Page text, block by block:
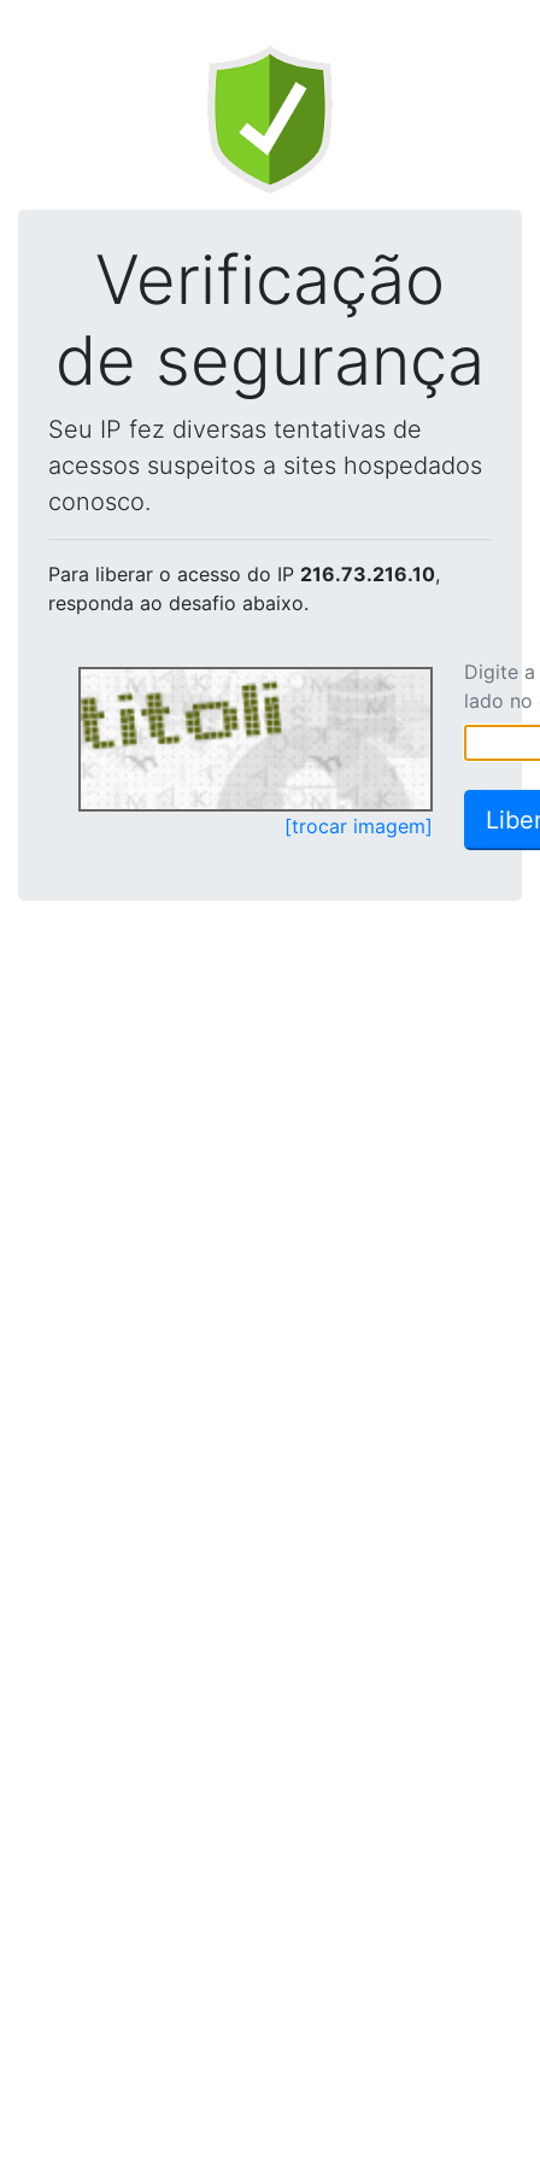
Verificação
de segurança
Seu IP fez diversas tentativas de
acessos suspeitos a sites hospedados
conosco.
Para liberar o acesso do IP 216.73.216.10,
responda ao desafio abaixo.
[trocar imagem]
Digite
lado no